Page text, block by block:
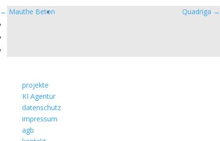
← Mauthe Beton Quadriga →
projekte
KI Agentur
datenschutz
impressum
agb